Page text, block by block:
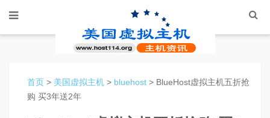
首页 > 美国虚拟主机 > bluehost > BlueHost虚拟主机五折抢
购 买3年送2年